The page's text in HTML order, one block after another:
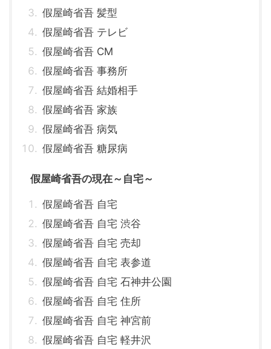
假屋崎省吾 髪型
假屋崎省吾 テレビ
假屋崎省吾 CM
假屋崎省吾 事務所
假屋崎省吾 結婚相手
假屋崎省吾 家族
假屋崎省吾 病気
假屋崎省吾 糖尿病
假屋崎省吾の現在～自宅～
假屋崎省吾 自宅
假屋崎省吾 自宅 渋谷
假屋崎省吾 自宅 売却
假屋崎省吾 自宅 表参道
假屋崎省吾 自宅 石神井公園
假屋崎省吾 自宅 住所
假屋崎省吾 自宅 神宮前
假屋崎省吾 自宅 軽井沢